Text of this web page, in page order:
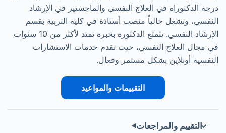
درجة الدكتوراه في العلاج النفسي والماجستير في الإرشاد
النفسي، وتشغل حالياً منصب أستاذة في كلية التربية بقسم
الإرشاد النفسي. تتمتع الدكتورة بخبرة تمتد لأكثر من 10 سنوات
في مجال العلاج النفسي، حيث تقدم خدمات الاستشارات
النفسية أونلاين بشكل مستمر وفعال.
التقييمات والمواعيد
التقييم والمراجعات